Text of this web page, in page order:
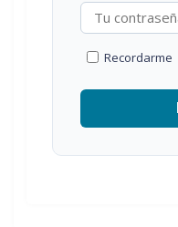
Recordarme